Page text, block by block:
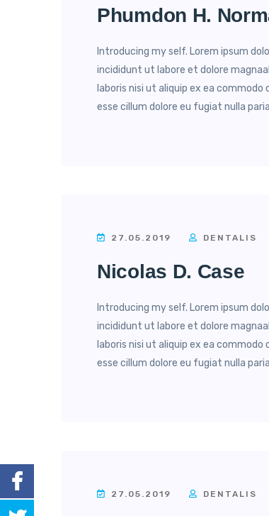
Phumdon H.
Introducing my self. Lorem ipsum
incididunt ut labore et dolore
laboris nisi ut aliquip ex ea
esse cillum dolore eu fugiat nulla
27.05.2019 DENTALIS
Nicolas D. Case
Introducing my self. Lorem ipsum
incididunt ut labore et dolore
laboris nisi ut aliquip ex ea
esse cillum dolore eu fugiat nulla
27.05.2019 DENTALIS